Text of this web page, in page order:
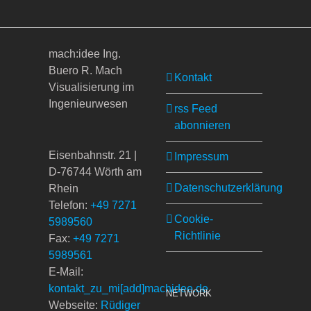
mach:idee Ing.
Buero R. Mach
Visualisierung im
Ingenieurwesen
Eisenbahnstr. 21 |
D-76744 Wörth am
Rhein
Telefon: +49 7271
5989560
Fax: +49 7271
5989561
E-Mail:
kontakt_zu_mi[add]machidee.de
Webseite: Rüdiger
Kontakt
rss Feed
abonnieren
Impressum
Datenschutzerklärung
Cookie-
Richtlinie
NETWORK